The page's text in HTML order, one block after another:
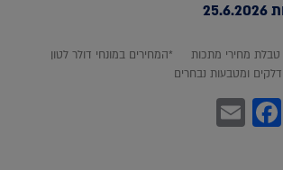
מחירי מתכות *המחירים במונחי דולר לטון
ומטבעות נבחרים
Telegram
Facebook